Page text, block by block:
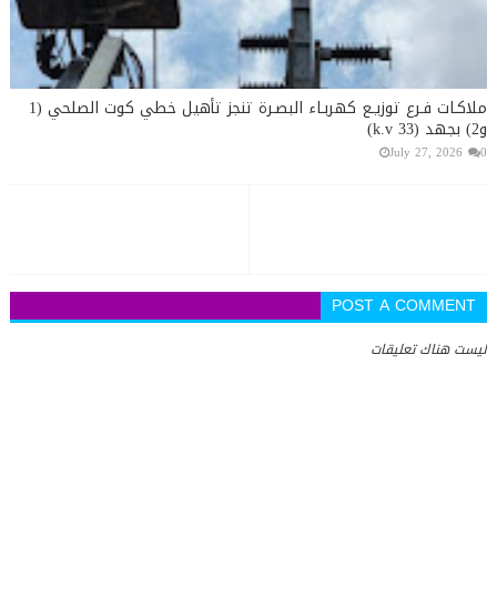
ملاكـات فـرع توزيـع كهربـاء البصـرة تنجز تأهيل خطي كوت الصلحي (1
و2) بجهد (33 k.v)
July 27, 2026 0
POST A COMMENT
ليست هناك تعليقات